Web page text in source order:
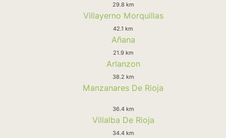
29.8 km
Villayerno Morquillas
42.1 km
Añana
21.9 km
Arlanzon
38.2 km
Manzanares De Rioja
36.4 km
Villalba De Rioja
34.4 km